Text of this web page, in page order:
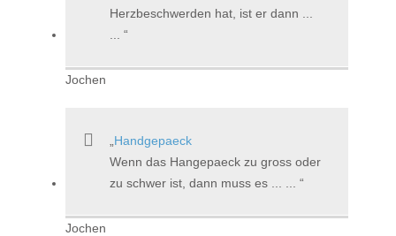
Herzbeschwerden hat, ist er dann ...
Jochen
Handgepaeck
Wenn das Hangepaeck zu gross oder
zu schwer ist, dann muss es ... ...
Jochen